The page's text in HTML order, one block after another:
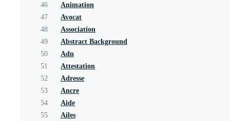
46
Animation
47
Avocat
48
Association
49
Abstract Background
50
Adn
51
Attestation
52
Adresse
53
Ancre
54
Aide
55
Ailes